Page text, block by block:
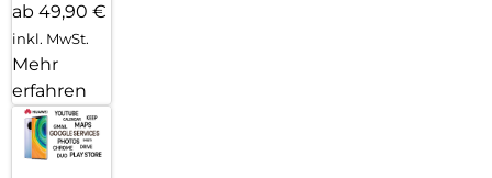
ab 49,90 €
inkl. MwSt.
Mehr
erfahren